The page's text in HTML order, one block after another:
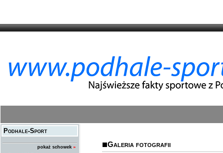
Podhale-Sport
pokaż schowek »
Galeria fotografii